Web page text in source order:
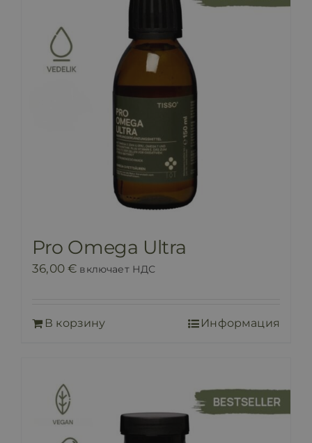
Pro Omega Ultra
36,00€ включает НДС
В корзину Информация